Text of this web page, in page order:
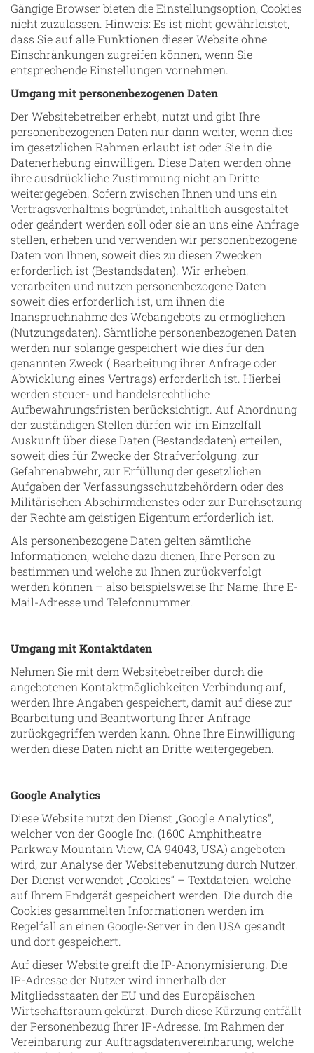
Gängige Browser bieten die Einstellungsoption, Cookies
nicht zuzulassen. Hinweis: Es ist nicht gewährleistet,
dass Sie auf alle Funktionen dieser Website ohne
Einschränkungen zugreifen können, wenn Sie
entsprechende Einstellungen vornehmen.
Umgang mit personenbezogenen Daten
Der Websitebetreiber erhebt, nutzt und gibt Ihre
personenbezogenen Daten nur dann weiter, wenn dies
im gesetzlichen Rahmen erlaubt ist oder Sie in die
Datenerhebung einwilligen. Diese Daten werden ohne
ihre ausdrückliche Zustimmung nicht an Dritte
weitergegeben. Sofern zwischen Ihnen und uns ein
Vertragsverhältnis begründet, inhaltlich ausgestaltet
oder geändert werden soll oder sie an uns eine Anfrage
stellen, erheben und verwenden wir personenbezogene
Daten von Ihnen, soweit dies zu diesen Zwecken
erforderlich ist (Bestandsdaten). Wir erheben,
verarbeiten und nutzen personenbezogene Daten
soweit dies erforderlich ist, um ihnen die
Inanspruchnahme des Webangebots zu ermöglichen
(Nutzungsdaten). Sämtliche personenbezogenen Daten
werden nur solange gespeichert wie dies für den
genannten Zweck ( Bearbeitung ihrer Anfrage oder
Abwicklung eines Vertrags) erforderlich ist. Hierbei
werden steuer- und handelsrechtliche
Aufbewahrungsfristen berücksichtigt. Auf Anordnung
der zuständigen Stellen dürfen wir im Einzelfall
Auskunft über diese Daten (Bestandsdaten) erteilen,
soweit dies für Zwecke der Strafverfolgung, zur
Gefahrenabwehr, zur Erfüllung der gesetzlichen
Aufgaben der Verfassungsschutzbehördern oder des
Militärischen Abschirmdienstes oder zur Durchsetzung
der Rechte am geistigen Eigentum erforderlich ist.
Als personenbezogene Daten gelten sämtliche
Informationen, welche dazu dienen, Ihre Person zu
bestimmen und welche zu Ihnen zurückverfolgt
werden können – also beispielsweise Ihr Name, Ihre E-
Mail-Adresse und Telefonnummer.
Umgang mit Kontaktdaten
Nehmen Sie mit dem Websitebetreiber durch die
angebotenen Kontaktmöglichkeiten Verbindung auf,
werden Ihre Angaben gespeichert, damit auf diese zur
Bearbeitung und Beantwortung Ihrer Anfrage
zurückgegriffen werden kann. Ohne Ihre Einwilligung
werden diese Daten nicht an Dritte weitergegeben.
Google Analytics
Diese Website nutzt den Dienst „Google Analytics“,
welcher von der Google Inc. (1600 Amphitheatre
Parkway Mountain View, CA 94043, USA) angeboten
wird, zur Analyse der Websitebenutzung durch Nutzer.
Der Dienst verwendet „Cookies“ – Textdateien, welche
auf Ihrem Endgerät gespeichert werden. Die durch die
Cookies gesammelten Informationen werden im
Regelfall an einen Google-Server in den USA gesandt
und dort gespeichert.
Auf dieser Website greift die IP-Anonymisierung. Die
IP-Adresse der Nutzer wird innerhalb der
Mitgliedsstaaten der EU und des Europäischen
Wirtschaftsraum gekürzt. Durch diese Kürzung entfällt
der Personenbezug Ihrer IP-Adresse. Im Rahmen der
Vereinbarung zur Auftragsdatenvereinbarung, welche